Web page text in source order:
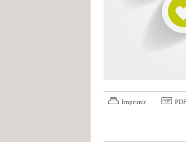
Imprimir PDF